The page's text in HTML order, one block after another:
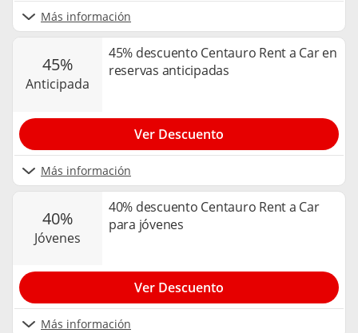
Más información
45%
anticipada
45% descuento Centauro Rent a Car en
reservas anticipadas
Más información
Ver Descuento
40%
jóvenes
40% descuento Centauro Rent a Car
para jóvenes
Más información
Ver Descuento